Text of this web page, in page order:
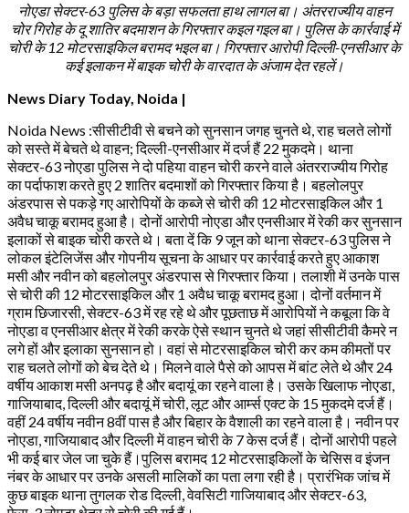
नोएडा सेक्टर-63 पुलिस के बड़ा सफलता हाथ लागल बा। अंतरराज्यीय वाहन
चोर गिरोह के दू शातिर बदमाशन के गिरफ्तार कइल गइल बा। पुलिस के कार्रवाई में
चोरी के 12 मोटरसाइकिल बरामद भइल बा। गिरफ्तार आरोपी दिल्ली-एनसीआर के
कई इलाकन में बाइक चोरी के वारदात के अंजाम देत रहलें।
News Diary Today, Noida |
Noida News :सीसीटीवी से बचने को सुनसान जगह चुनते थे, राह चलते लोगों
को सस्ते में बेचते थे वाहन; दिल्ली-एनसीआर में दर्ज हैं 22 मुकदमे। थाना
सेक्टर-63 नोएडा पुलिस ने दो पहिया वाहन चोरी करने वाले अंतरराज्यीय गिरोह
का पर्दाफाश करते हुए 2 शातिर बदमाशों को गिरफ्तार किया है। बहलोलपुर
अंडरपास से पकड़े गए आरोपियों के कब्जे से चोरी की 12 मोटरसाइकिल और 1
अवैध चाकू बरामद हुआ है। दोनों आरोपी नोएडा और एनसीआर में रेकी कर सुनसान
इलाकों से बाइक चोरी करते थे। बता दें कि 9 जून को थाना सेक्टर-63 पुलिस ने
लोकल इंटेलिजेंस और गोपनीय सूचना के आधार पर कार्रवाई करते हुए आकाश
मसी और नवीन को बहलोलपुर अंडरपास से गिरफ्तार किया। तलाशी में उनके पास
से चोरी की 12 मोटरसाइकिल और 1 अवैध चाकू बरामद हुआ। दोनों वर्तमान में
ग्राम छिजारसी, सेक्टर-63 में रह रहे थे और पूछताछ में आरोपियों ने कबूला कि वे
नोएडा व एनसीआर क्षेत्र में रेकी करके ऐसे स्थान चुनते थे जहां सीसीटीवी कैमरे न
लगे हों और इलाका सुनसान हो। वहां से मोटरसाइकिल चोरी कर कम कीमतों पर
राह चलते लोगों को बेच देते थे। मिलने वाले पैसे को आपस में बांट लेते थे और 24
वर्षीय आकाश मसी अनपढ़ है और बदायूं का रहने वाला है। उसके खिलाफ नोएडा,
गाजियाबाद, दिल्ली और बदायूं में चोरी, लूट और आर्म्स एक्ट के 15 मुकदमे दर्ज हैं।
वहीं 24 वर्षीय नवीन 8वीं पास है और बिहार के वैशाली का रहने वाला है। नवीन पर
नोएडा, गाजियाबाद और दिल्ली में वाहन चोरी के 7 केस दर्ज हैं। दोनों आरोपी पहले
भी कई बार जेल जा चुके हैं।पुलिस बरामद 12 मोटरसाइकिलों के चेसिस व इंजन
नंबर के आधार पर उनके असली मालिकों का पता लगा रही है। प्रारंभिक जांच में
कुछ बाइक थाना तुगलक रोड दिल्ली, वेवसिटी गाजियाबाद और सेक्टर-63,